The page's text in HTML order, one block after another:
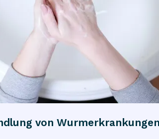
von Wurmerkrankungen